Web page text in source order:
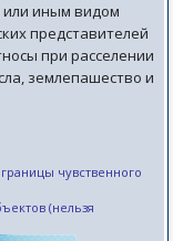
или иным видом
представителей
при расселении
землепашество и
чувственного
(нельзя